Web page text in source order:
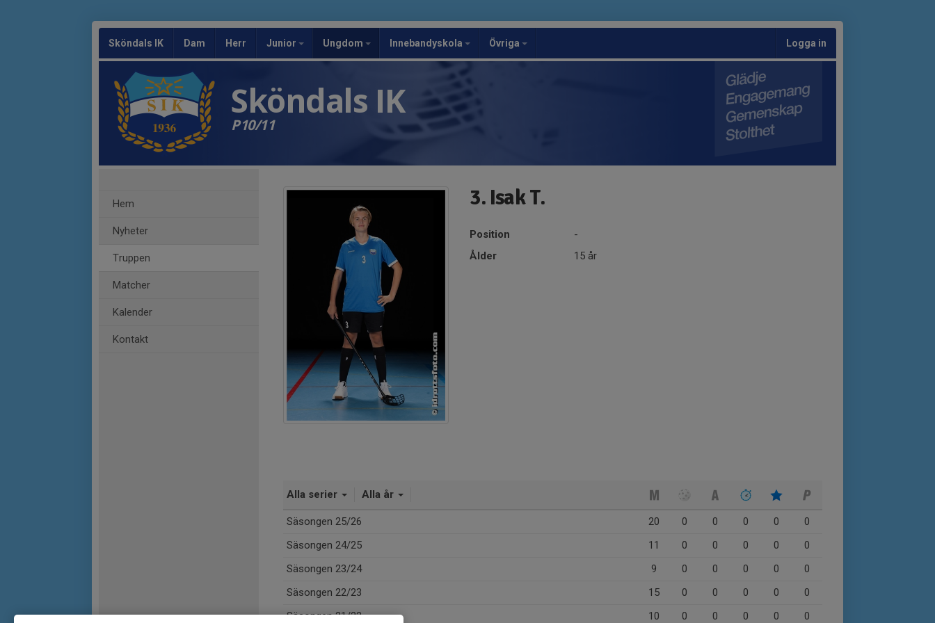
Sköndals IK Dam Herr Junior Ungdom Innebandyskola Övriga Logga in
Sköndals IK
P10/11
Hem
Nyheter
Truppen
Matcher
Kalender
Kontakt
3. Isak T.
Position
-
Ålder
15 år
Alla serier Alla år
Säsongen 25/26 20 0 0 0 0
0
Säsongen 24/25
11 0 0 0 0
0
Säsongen 23/24
9 0 0 0 0
0
Säsongen 22/23
15 0 0 0 0
0
Säsongen 21/22
10 0 0 0 0 0